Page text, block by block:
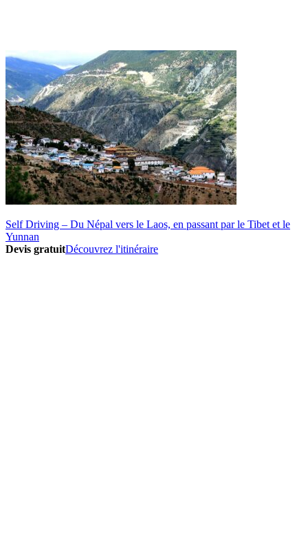
Self Driving – Du Népal vers le Laos, en passant par le Tibet et le
Yunnan
Devis gratuitDécouvrez l'itinéraire